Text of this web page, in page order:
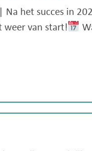
| Na het succes in
weer van start!